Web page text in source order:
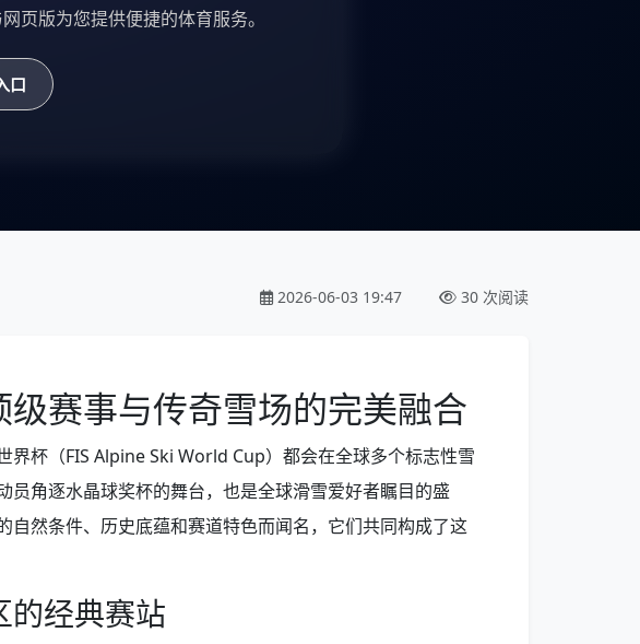
页版为您提供便捷的体育服务。
口
2026-06-03 19:47 30 次阅读
赛事与传奇雪场的完美融合
界杯（FIS Alpine Ski World Cup）都会在全球多个标志性雪
员角逐水晶球奖杯的舞台，也是全球滑雪爱好者瞩目的盛
自然条件、历史底蕴和赛道特色而闻名，它们共同构成了这
的经典赛站